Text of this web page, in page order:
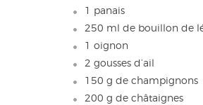
1 panais
250 ml de bouillon de
1 oignon
2 gousses d’ail
150 g de champignons
200 g de châtaignes